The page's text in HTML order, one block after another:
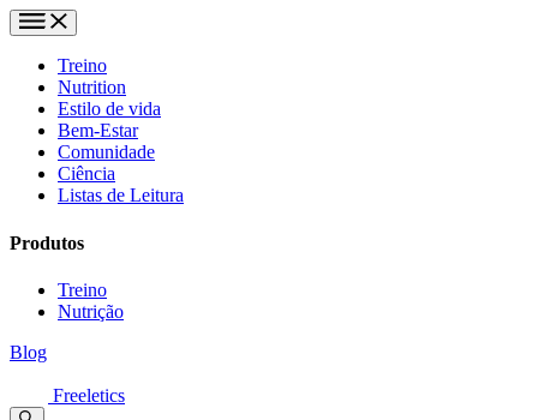
Treino
Nutrition
Estilo de vida
Bem-Estar
Comunidade
Ciência
Listas de Leitura
Produtos
Treino
Nutrição
Blog
Freeletics